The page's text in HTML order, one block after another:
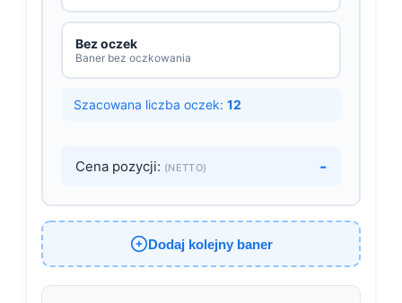
Bez oczek
Baner bez oczkowania
Szacowana liczba oczek: 12
Cena pozycji: (NETTO) -
Dodaj kolejny baner